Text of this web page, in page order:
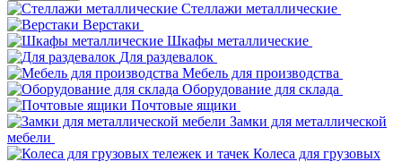
Стеллажи металлические
Верстаки
Шкафы металлические
Для раздевалок
Мебель для производства
Оборудование для склада
Почтовые ящики
Замки для металлической
мебели
Колеса для грузовых